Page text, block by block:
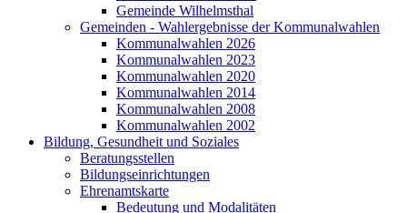
Gemeinde Wilhelmsthal
Gemeinden - Wahlergebnisse der Kommunalwahlen
Kommunalwahlen 2026
Kommunalwahlen 2023
Kommunalwahlen 2020
Kommunalwahlen 2014
Kommunalwahlen 2008
Kommunalwahlen 2002
Bildung, Gesundheit und Soziales
Beratungsstellen
Bildungseinrichtungen
Ehrenamtskarte
Bedeutung und Modalitäten